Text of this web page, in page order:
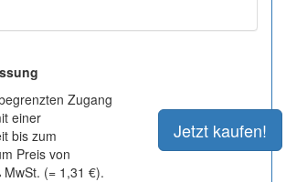
Zugang
einer
bis zum
Preis von
MwSt. (= 1,31 €).